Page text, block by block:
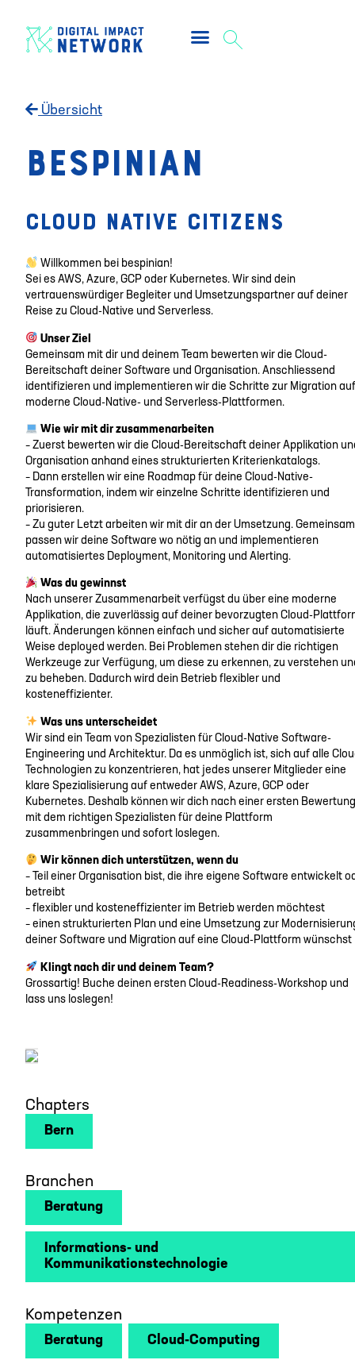
Übersicht
bespinian
Cloud Native Citizens
Willkommen bei bespinian!
Sei es AWS, Azure, GCP oder Kubernetes. Wir sind dein
vertrauenswürdiger Begleiter und Umsetzungspartner auf deiner
Reise zu Cloud-Native und Serverless.
Unser Ziel
Gemeinsam mit dir und deinem Team bewerten wir die Cloud-
Bereitschaft deiner Software und Organisation. Anschliessend
identifizieren und implementieren wir die Schritte zur Migration auf
moderne Cloud-Native- und Serverless-Plattformen.
Wie wir mit dir zusammenarbeiten
– Zuerst bewerten wir die Cloud-Bereitschaft deiner Applikation
Organisation anhand eines strukturierten Kriterienkatalogs.
– Dann erstellen wir eine Roadmap für deine Cloud-Native-
Transformation, indem wir einzelne Schritte identifizieren und
priorisieren.
– Zu guter Letzt arbeiten wir mit dir an der Umsetzung. Gemeinsam
passen wir deine Software wo nötig an und implementieren
automatisiertes Deployment, Monitoring und Alerting.
Was du gewinnst
Nach unserer Zusammenarbeit verfügst du über eine moderne
Applikation, die zuverlässig auf deiner bevorzugten Cloud-
läuft. Änderungen können einfach und sicher auf automatisierte
Weise deployed werden. Bei Problemen stehen dir die richtigen
Werkzeuge zur Verfügung, um diese zu erkennen, zu verstehen
zu beheben. Dadurch wird dein Betrieb flexibler und
kosteneffizienter.
Was uns unterscheidet
Wir sind ein Team von Spezialisten für Cloud-Native Software-
Engineering und Architektur. Da es unmöglich ist, sich auf alle
Technologien zu konzentrieren, hat jedes unserer Mitglieder eine
klare Spezialisierung auf entweder AWS, Azure, GCP oder
Kubernetes. Deshalb können wir dich nach einer ersten Bewertung
mit dem richtigen Spezialisten für deine Plattform
zusammenbringen und sofort loslegen.
Wir können dich unterstützen, wenn du
– Teil einer Organisation bist, die ihre eigene Software entwickelt
betreibt
– flexibler und kosteneffizienter im Betrieb werden möchtest
– einen strukturierten Plan und eine Umsetzung zur
deiner Software und Migration auf eine Cloud-Plattform wünschst
Klingt nach dir und deinem Team?
Grossartig! Buche deinen ersten Cloud-Readiness-Workshop und
lass uns loslegen!
Chapters
Bern
Branchen
Beratung
Informations- und
Kommunikationstechnologie
Kompetenzen
Beratung Cloud-Computing